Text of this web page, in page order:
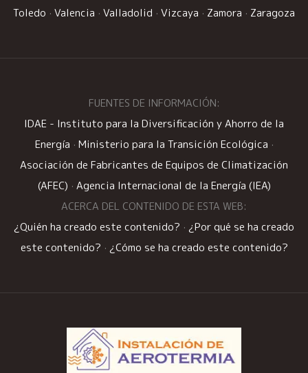
Toledo · Valencia · Valladolid · Vizcaya · Zamora · Zaragoza
FUENTES DE INFORMACIÓN:
IDAE - Instituto para la Diversificación y Ahorro de la
Energía · Ministerio para la Transición Ecológica ·
Asociación de Fabricantes de Equipos de Climatización
(AFEC) · Agencia Internacional de la Energía (IEA)
ACERCA DEL CONTENIDO DE ESTA WEB:
¿Quién ha creado este contenido? · ¿Por qué se ha creado
este contenido? · ¿Cómo se ha creado este contenido?